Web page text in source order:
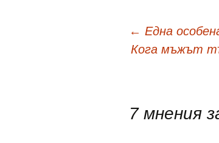
Навигация
публикациите
← Eдна
Кога мъжът
7 мнения